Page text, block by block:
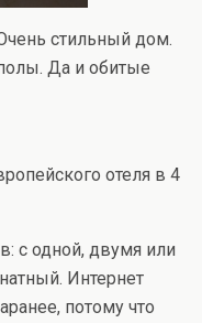
стильный дом.
Да и обитые
отеля в 4
с одной, двумя или
Интернет
потому что